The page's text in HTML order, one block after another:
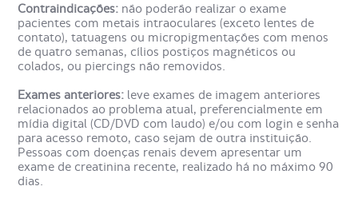
Ressonância Magnética Articular
de Ombro?
Este exame é essencial para identificar problemas na
articulação do ombro, como lesões de tendões (incluindo
o manguito rotador), ligamentos, músculos, bursas,
cartilagens e ossos. Ele é utilizado para detectar rupturas,
inflamações, fraturas, artrites e outras anomalias
estruturais que podem causar dor e limitar os movimentos
do ombro.
Contraindicações: não poderão realizar o exame
pacientes com metais intraoculares (exceto lentes de
contato), tatuagens ou micropigmentações com menos
de quatro semanas, cílios postiços magnéticos ou
colados, ou piercings não removidos.
Exames anteriores: leve exames de imagem anteriores
relacionados ao problema atual, preferencialmente em
mídia digital (CD/DVD com laudo) e/ou com login e senha
para acesso remoto, caso sejam de outra instituição.
Pessoas com doenças renais devem apresentar um
exame de creatinina recente, realizado há no máximo 90
dias.